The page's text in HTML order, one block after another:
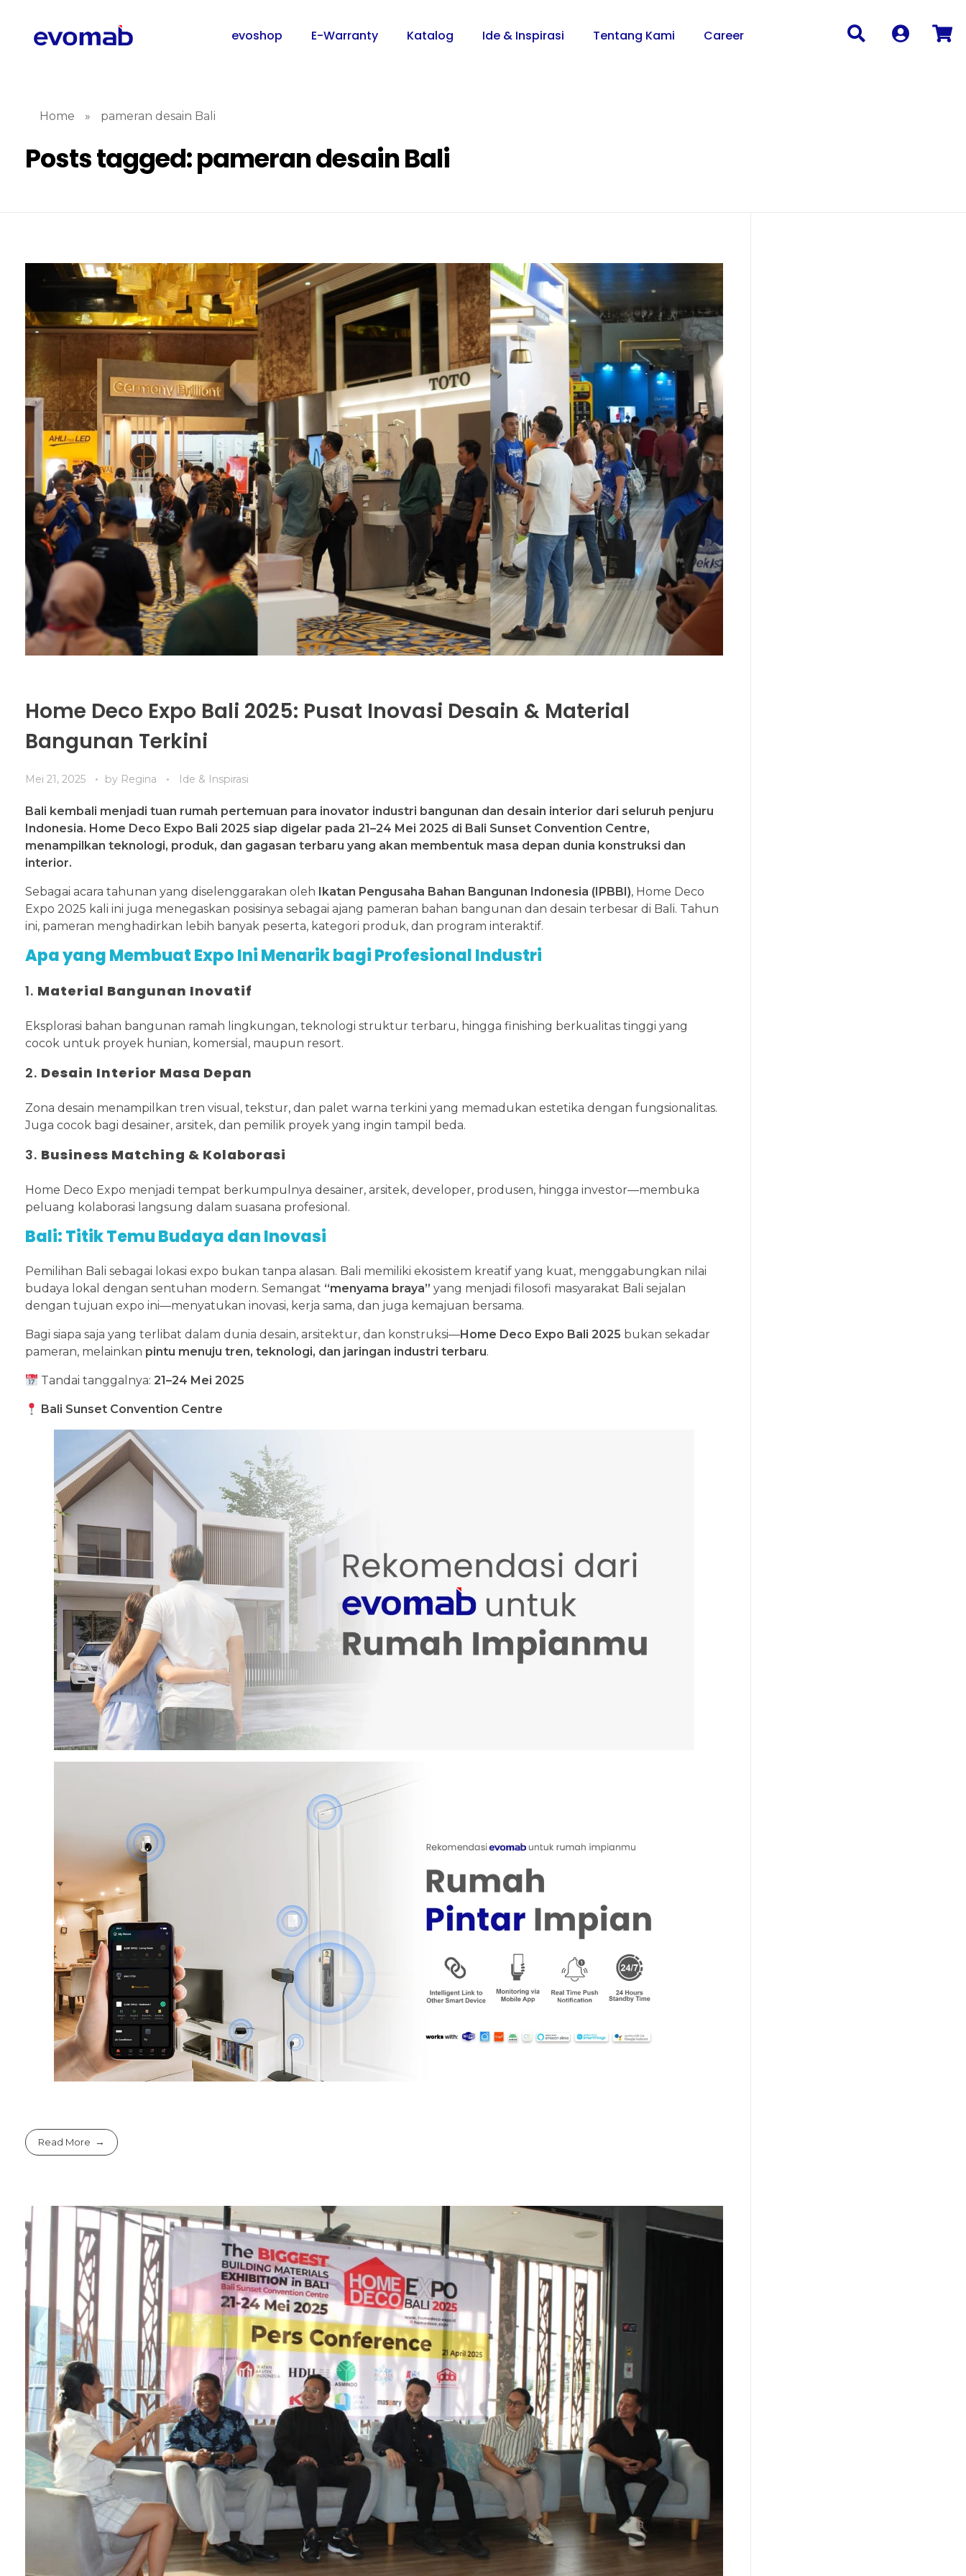
evoshop E-Warranty Katalog Ide & Inspirasi Tentang Kami Career
Home » pameran desain Bali
Posts tagged: pameran desain Bali
Home Deco Expo Bali 2025: Pusat Inovasi Desain & Material
Bangunan Terkini
Mei 21, 2025 by Regina Ide & Inspirasi
Bali kembali menjadi tuan rumah pertemuan para inovator industri bangunan dan desain interior dari seluruh penjuru
Indonesia. Home Deco Expo Bali 2025 siap digelar pada 21–24 Mei 2025 di Bali Sunset Convention Centre,
menampilkan teknologi, produk, dan gagasan terbaru yang akan membentuk masa depan dunia konstruksi dan
interior.
Sebagai acara tahunan yang diselenggarakan oleh Ikatan Pengusaha Bahan Bangunan Indonesia (IPBBI), Home Deco
Expo 2025 kali ini juga menegaskan posisinya sebagai ajang pameran bahan bangunan dan desain terbesar di Bali. Tahun
ini, pameran menghadirkan lebih banyak peserta, kategori produk, dan program interaktif.
Apa yang Membuat Expo Ini Menarik bagi Profesional Industri
1. Material Bangunan Inovatif
Eksplorasi bahan bangunan ramah lingkungan, teknologi struktur terbaru, hingga finishing berkualitas tinggi yang
cocok untuk proyek hunian, komersial, maupun resort.
2. Desain Interior Masa Depan
Zona desain menampilkan tren visual, tekstur, dan palet warna terkini yang memadukan estetika dengan fungsionalitas.
Juga cocok bagi desainer, arsitek, dan pemilik proyek yang ingin tampil beda.
3. Business Matching & Kolaborasi
Home Deco Expo menjadi tempat berkumpulnya desainer, arsitek, developer, produsen, hingga investor—membuka
peluang kolaborasi langsung dalam suasana profesional.
Bali: Titik Temu Budaya dan Inovasi
Pemilihan Bali sebagai lokasi expo bukan tanpa alasan. Bali memiliki ekosistem kreatif yang kuat, menggabungkan nilai
budaya lokal dengan sentuhan modern. Semangat “menyama braya” yang menjadi filosofi masyarakat Bali sejalan
dengan tujuan expo ini—menyatukan inovasi, kerja sama, dan juga kemajuan bersama.
Bagi siapa saja yang terlibat dalam dunia desain, arsitektur, dan konstruksi—Home Deco Expo Bali 2025 bukan sekadar
pameran, melainkan pintu menuju tren, teknologi, dan jaringan industri terbaru.
Tandai tanggalnya:21–24 Mei 2025
Bali Sunset Convention Centre
Read More